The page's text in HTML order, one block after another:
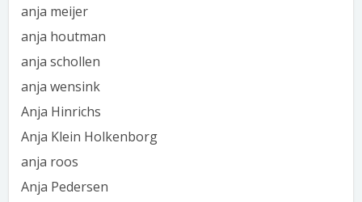
anja meijer
anja houtman
anja schollen
anja wensink
Anja Hinrichs
Anja Klein Holkenborg
anja roos
Anja Pedersen